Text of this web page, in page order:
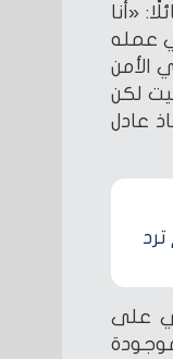
«أنا
عمله
الأمن
لكن
عادل
مبني على